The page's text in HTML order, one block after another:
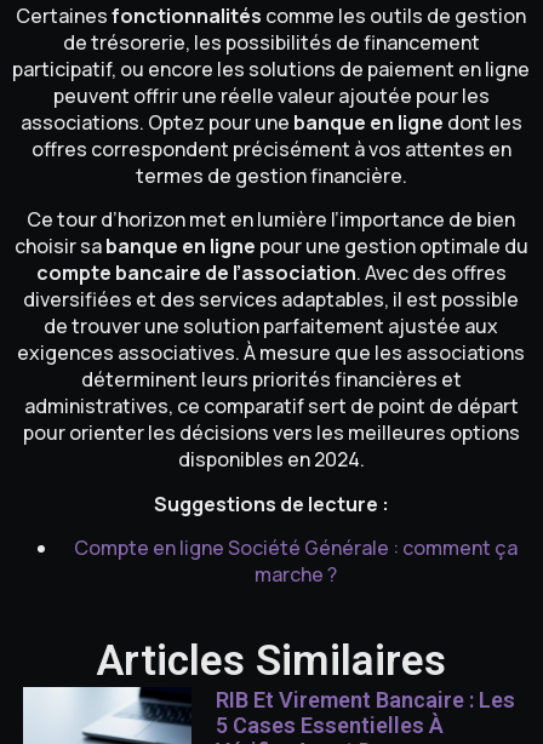
Certainesfonctionnalités comme les outils de gestion
de trésorerie, les possibilités de financement
participatif, ou encore les solutions de paiement en ligne
peuvent offrir une réelle valeur ajoutée pour les
associations. Optez pour une banque en ligne dont les
offres correspondent précisément à vos attentes en
termes de gestion financière.
Ce tour d’horizon met en lumière l’importance de bien
choisir sabanque en ligne pour une gestion optimale du
compte bancaire de l’association. Avec des offres
diversifiées et des services adaptables, il est possible
de trouver une solution parfaitement ajustée aux
exigences associatives. À mesure que les associations
déterminent leurs priorités financières et
administratives, ce comparatif sert de point de départ
pour orienter les décisions vers les meilleures options
disponibles en 2024.
Suggestions de lecture :
Compte en ligne Société Générale : comment ça
marche ?
Articles Similaires
RIB Et Virement Bancaire : Les
5 Cases Essentielles À